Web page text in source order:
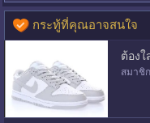
กระทู้ที่คุณอาจสนใจ
ต้อง
สมาชิ